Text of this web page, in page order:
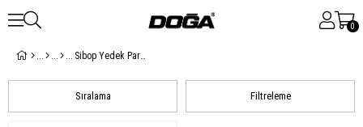
0
Sibop Yedek Parçaları
Filtreleme
Sıralama